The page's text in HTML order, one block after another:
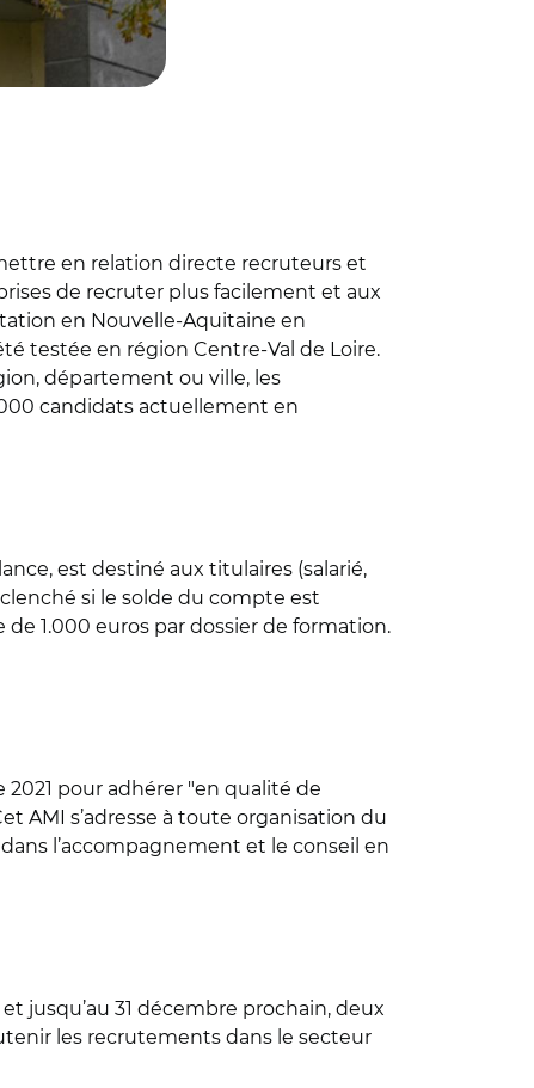
en relation directe recruteurs et
de recruter plus facilement et aux
en Nouvelle-Aquitaine en
testée en région Centre-Val de Loire.
département ou ville, les
candidats actuellement en
est destiné aux titulaires (salarié,
si le solde du compte est
1.000 euros par dossier de formation.
pour adhérer "en qualité de
AMI s’adresse à toute organisation du
l’accompagnement et le conseil en
jusqu’au 31 décembre prochain, deux
les recrutements dans le secteur